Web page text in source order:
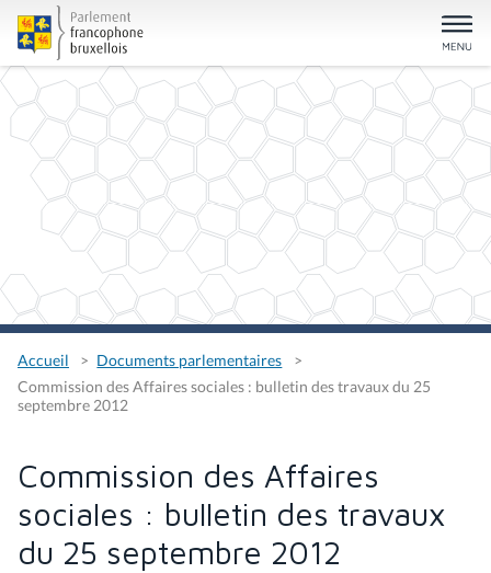
Accueil
Documents parlementaires
Commission des Affaires sociales : bulletin des travaux du 25
septembre 2012
Commission des Affaires
sociales : bulletin des travaux
du 25 septembre 2012